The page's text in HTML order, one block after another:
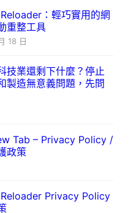
：輕巧實用的網
重整工具
18 日
技業還剩下什麼？停止
製造無意義問題，先問
Tab – Privacy Policy /
政策
Privacy Policy